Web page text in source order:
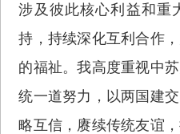
涉及彼此核心利益和重
持，持续深化互利合作
的福祉。我高度重视中
统一道努力，以两国建
略互信，赓续传统友谊